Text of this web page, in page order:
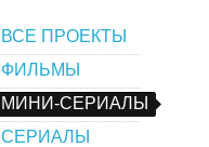
ВСЕ ПРОЕКТЫ
ФИЛЬМЫ
МИНИ-СЕРИАЛЫ
СЕРИАЛЫ